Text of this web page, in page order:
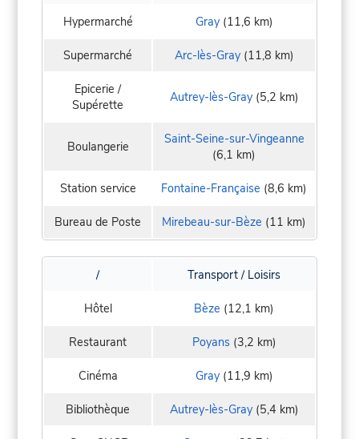
Hypermarché Gray(11,6 km)
Supermarché Arc-lès-Gray(11,8 km)
Epicerie /
Supérette
Autrey-lès-Gray(5,2 km)
Boulangerie
Saint-Seine-sur-Vingeanne
(6,1 km)
Station service Fontaine-Française (8,6 km)
Bureau de Poste Mirebeau-sur-Bèze (11 km)
/ Transport / Loisirs
Hôtel Bèze (12,1 km)
Restaurant Poyans(3,2 km)
Cinéma Gray(11,9 km)
Bibliothèque Autrey-lès-Gray(5,4 km)